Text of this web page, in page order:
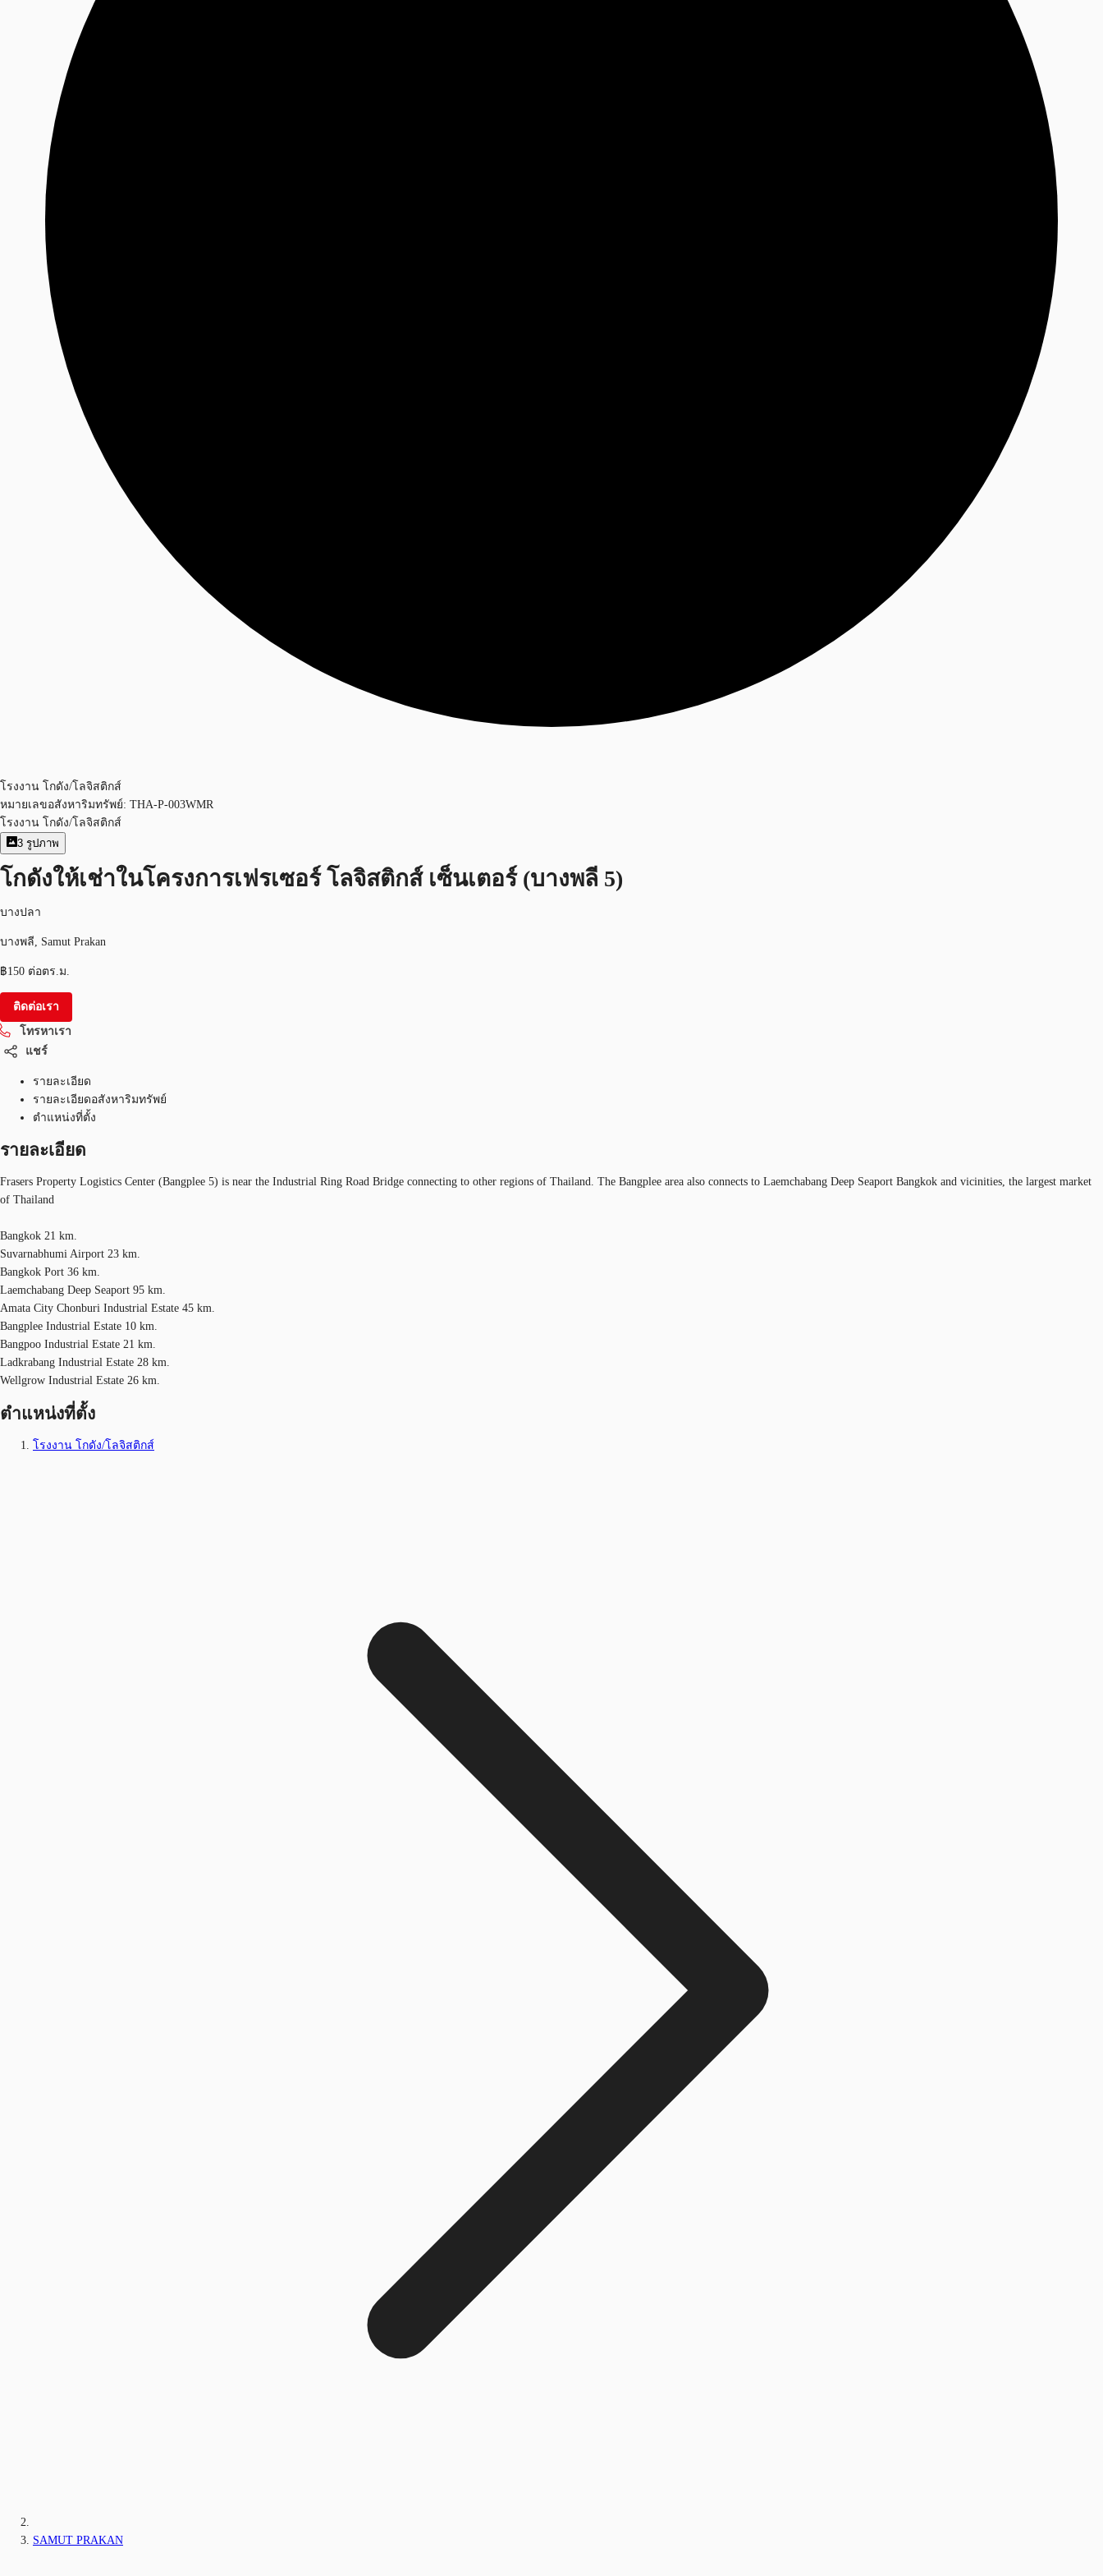
โรงงาน โกดัง/โลจิสติกส์
หมายเลขอสังหาริมทรัพย์: THA-P-003WMR
โรงงาน โกดัง/โลจิสติกส์
3 รูปภาพ
โกดังให้เช่าในโครงการเฟรเซอร์ โลจิสติกส์ เซ็นเตอร์ (บางพลี 5)
บางปลา
บางพลี, Samut Prakan
฿150 ต่อตร.ม.
ติดต่อเรา
โทรหาเรา
แชร์
รายละเอียด
รายละเอียดอสังหาริมทรัพย์
ตำแหน่งที่ตั้ง
รายละเอียด
Frasers Property Logistics Center (Bangplee 5) is near the Industrial Ring Road Bridge connecting to other regions of Thailand. The Bangplee area also connects to Laemchabang Deep Seaport Bangkok and vicinities, the largest market
of Thailand
Bangkok 21 km.
Suvarnabhumi Airport 23 km.
Bangkok Port 36 km.
Laemchabang Deep Seaport 95 km.
Amata City Chonburi Industrial Estate 45 km.
Bangplee Industrial Estate 10 km.
Bangpoo Industrial Estate 21 km.
Ladkrabang Industrial Estate 28 km.
Wellgrow Industrial Estate 26 km.
ตำแหน่งที่ตั้ง
โรงงาน โกดัง/โลจิสติกส์
SAMUT PRAKAN